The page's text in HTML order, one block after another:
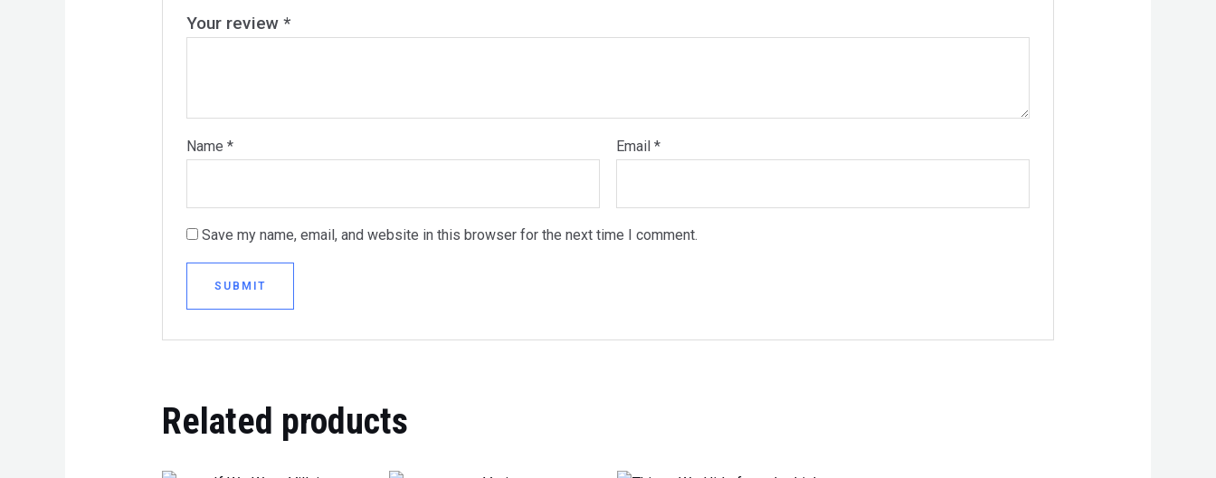
Your review*
Name* Email*
Save my name, email, and website in this browser for the next time I comment.
Related products